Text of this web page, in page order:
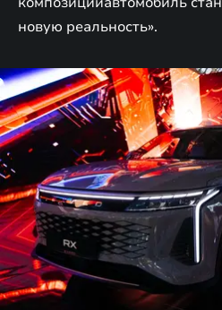
новую реальность».